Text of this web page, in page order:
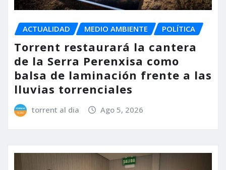
ACTUALIDAD MEDIO AMBIENTE POLÍTICA
Torrent restaurará la cantera
de la Serra Perenxisa como
balsa de laminación frente a las
lluvias torrenciales
torrent al dia Ago 5, 2026